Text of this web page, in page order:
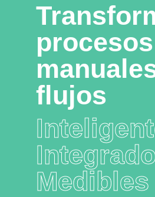
procesos
flujos
Medibles